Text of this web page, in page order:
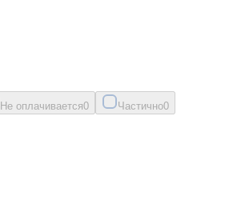
Не оплачивается0 Частично0